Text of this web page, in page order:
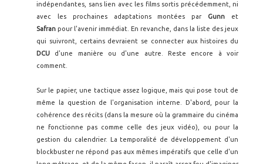
indépendantes, sans lien avec les films sortis précédemment, ni
avec les prochaines adaptations montées par Gunn et
Safran pour l'avenir immédiat. En revanche, dans la liste des jeux
qui suivront, certains devraient se connecter aux histoires du
DCU d'une manière ou d'une autre. Reste encore à voir
comment.
Sur le papier, une tactique assez logique, mais qui pose tout de
même la question de l'organisation interne. D'abord, pour la
cohérence des récits (dans la mesure où la grammaire du cinéma
ne fonctionne pas comme celle des jeux vidéo), ou pour la
gestion du calendrier. La temporalité de développement d'un
blockbuster ne répond pas aux mêmes impératifs que celle d'un